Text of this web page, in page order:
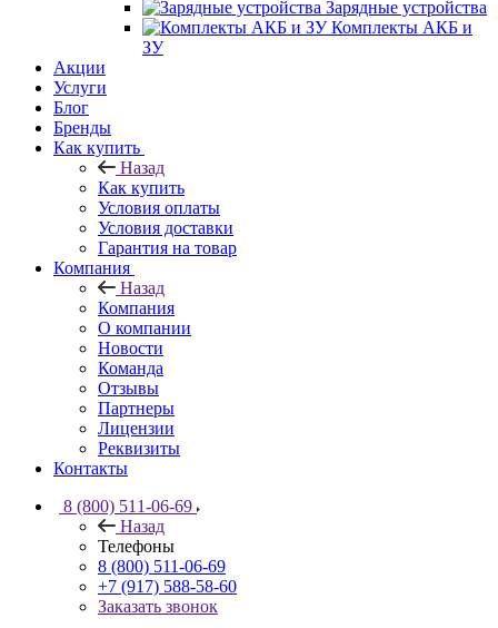
Зарядные устройства
Комплекты АКБ и
ЗУ
Акции
Услуги
Блог
Бренды
Как купить
Назад
Как купить
Условия оплаты
Условия доставки
Гарантия на товар
Компания
Назад
Компания
О компании
Новости
Команда
Отзывы
Партнеры
Лицензии
Реквизиты
Контакты
8 (800) 511-06-69
Назад
Телефоны
8 (800) 511-06-69
+7 (917) 588-58-60
Заказать звонок